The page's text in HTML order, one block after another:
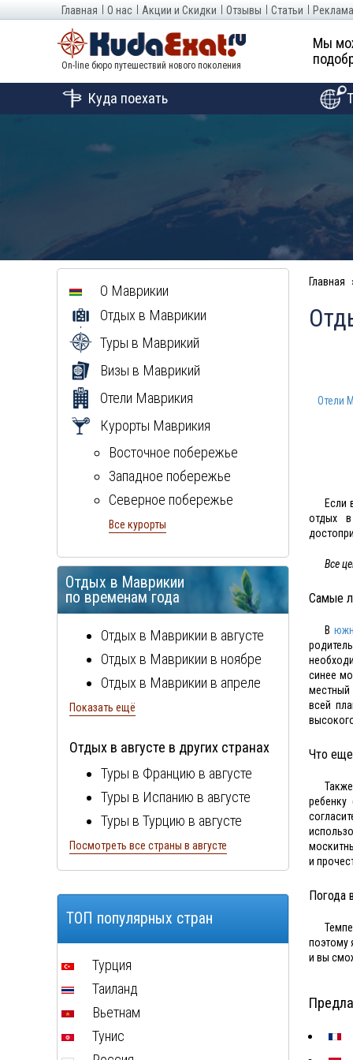
Главная О нас Акции и Скидки Отзывы Статьи
On-line бюро путешествий нового поколения
Мы
Куда поехать
Главная
Отели
Если
отдых в
Все
Самые
В
синее
местный
всей
Что еще
и
Погода
поэтому
и вы
О Маврикии
Отдых в Маврикии
Туры в Маврикий
Визы в Маврикий
Отели Маврикия
Курорты Маврикия
Восточное побережье
Западное побережье
Северное побережье
Южное побережье
Все курорты
Отдых в Маврикии
по временам года
Отдых в Маврикии в августе
Отдых в Маврикии в ноябре
Отдых в Маврикии в апреле
Показать ещё
Отдых в августе в других странах
Туры в Францию в августе
Туры в Испанию в августе
Туры в Турцию в августе
Туры в Болгарию в августе
Туры в Португалию в августе
Туры в Италию в августе
Туры в Египет в августе
Туры в Швейцарию в августе
Туры в ОАЭ в августе
Туры в Мальту в августе
Туры в Таиланд в августе
Посмотреть все страны в августе
ТОП популярных стран
Турция
Таиланд
Вьетнам
Тунис